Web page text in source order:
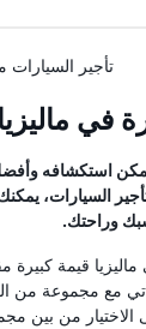
تأجير السيارات
في
يمكن استكشافه
السيارات، يمكنك
وراحتك.
قيمة كبيرة
مع مجموعة من
الاختيار من بين